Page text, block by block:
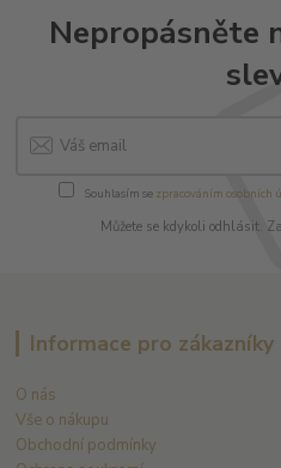
Nepropásněte
Souhlasím se zpracováním osobních
Můžete se kdykoli odhlásit.
Informace pro zákazníky
O nás
Vše o nákupu
Obchodní podmínky